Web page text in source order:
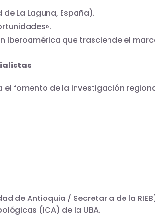
La Laguna, España).
Iberoamérica que trasciende el
fomento de la investigación
de Antioquia / Secretaria de la
(ICA) de la UBA.